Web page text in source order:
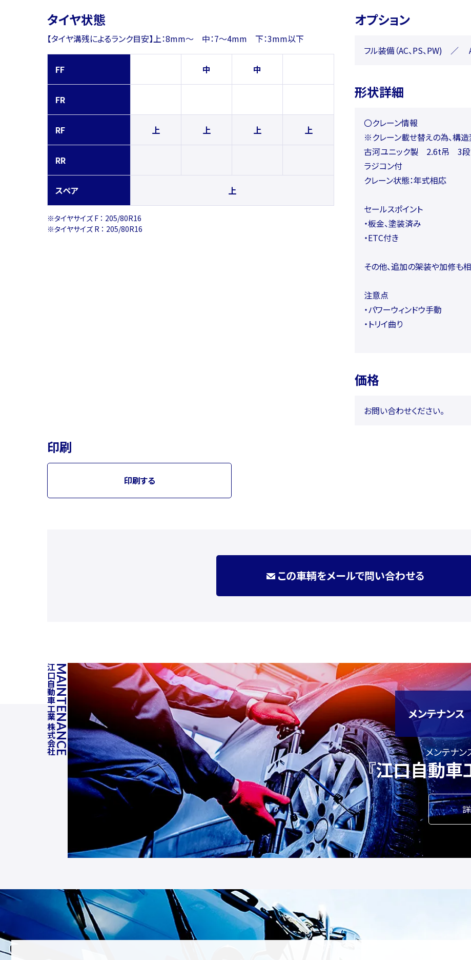
タイヤ状態
【タイヤ溝残によるランク目安】上：8mm〜 中：7〜4mm 下：3mm以下
FF 中 中
FR
RF 上 上 上 上
RR
スペア 上
※タイヤサイズ F ： 205/80R16
※タイヤサイズ R ： 205/80R16
オプション
フル装備（AC、PS、
形状詳細
〇クレーン情報
※クレーン載せ替えの為、構造
古河ユニック製 2.6t吊 3段
ラジコン付
クレーン状態：年式相応
セールスポイント
・板金、塗装済み
・ETC付き
その他、追加の架装や加修も
注意点
・パワーウィンドウ手動
・トリイ曲り
価格
お問い合わせください。
印刷
印刷する
この車輌をメールで問い合わせる
MAINTENANCE
江口自動車工業 株式会社 メンテナ
『江口自動車